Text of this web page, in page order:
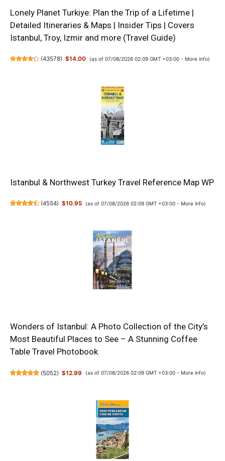
Lonely Planet Turkiye: Plan the Trip of a Lifetime |
Detailed Itineraries & Maps | Insider Tips | Covers
Istanbul, Troy, Izmir and more (Travel Guide)
(43578) $14.00 (as of 07/08/2026 02:09 GMT +03:00 - More info)
Istanbul & Northwest Turkey Travel Reference Map WP
(4554) $10.95 (as of 07/08/2026 02:09 GMT +03:00 - More info)
Wonders of Istanbul: A Photo Collection of the City’s
Most Beautiful Places to See – A Stunning Coffee
Table Travel Photobook
(5052) $12.99 (as of 07/08/2026 02:09 GMT +03:00 - More info)